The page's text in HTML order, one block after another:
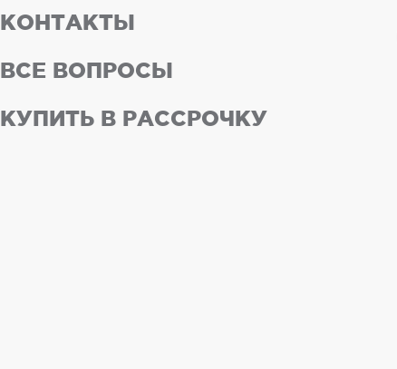
КОНТАКТЫ
ВСЕ ВОПРОСЫ
КУПИТЬ В РАССРОЧКУ